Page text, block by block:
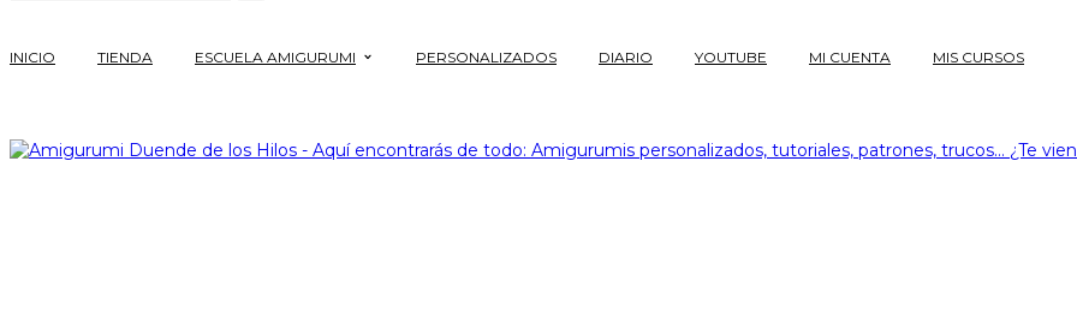
INICIO TIENDA ESCUELA AMIGURUMI PERSONALIZADOS DIARIO YOUTUBE MI CUENTA MIS CURSOS